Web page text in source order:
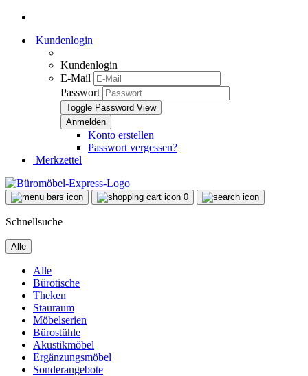
Kundenlogin
Kundenlogin
E-Mail
Passwort
Toggle Password View
Konto erstellen
Passwort vergessen?
Merkzettel
0
Schnellsuche
Alle
Alle
Bürotische
Theken
Stauraum
Möbelserien
Bürostühle
Akustikmöbel
Ergänzungsmöbel
Sonderangebote